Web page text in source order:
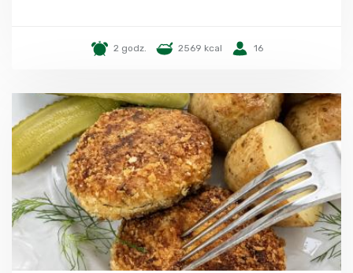
2 godz. 2569 kcal 16